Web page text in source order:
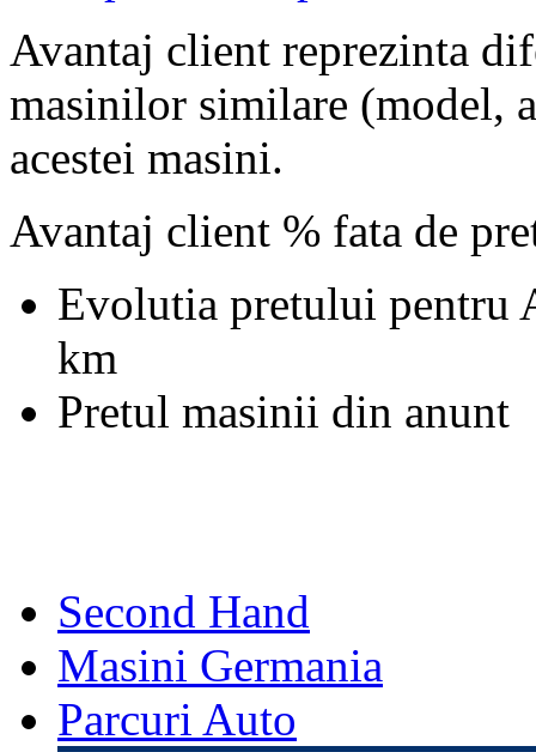
Avantaj client reprezinta
masinilor similare (model,
acestei masini.
Avantaj client % fata de
Evolutia pretului pentru
km
Pretul masinii din anunt
Second Hand
Masini Germania
Parcuri Auto